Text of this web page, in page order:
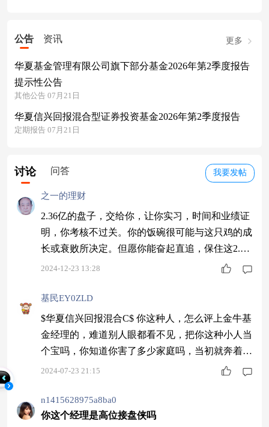
公告 资讯 更多
华夏基金管理有限公司旗下部分基金2026年第2季度报告
提示性公告
其他公告 07月21日
华夏信兴回报混合型证券投资基金2026年第2季度报告
定期报告 07月21日
我要发帖
讨论 问答
之一的理财
2.36亿的盘子，交给你，让你实习，时间和业绩证
明，你考核不过关。你的饭碗很可能与这只鸡的成
长或衰败所决定。但愿你能奋起直追，保住这2.36
亿的盘子也就才能保住你的饭碗。相信华夏基金不
在在的盈利来赢得基民的认可，我相信，再这样几
乎天天绿下去，随着大家都赎回了，你也就没饭吃
了！这是一个靠本事吃饭的年代！
2024-12-23 13:28
基民EY0ZLD
$华夏信兴回报混合C$ 你这种人，怎么评上金牛基
金经理的，难道别人眼都看不见，把你这种小人当
个宝吗，你知道你害了多少家庭吗，当初就奔着你
这个名头，让我亏了百分之三十多，又跑这儿来害
2024-07-23 21:15
n1415628975a8ba0
你这个经理是高位接盘侠吗